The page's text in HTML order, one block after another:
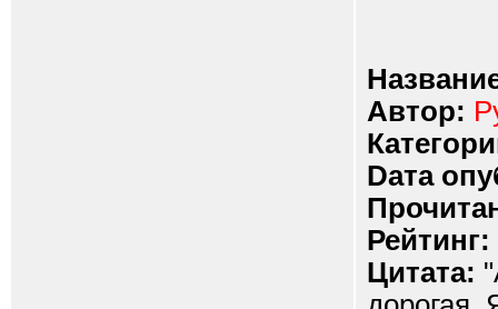
Автор:
Dата
Рейтинг:
Цитата: